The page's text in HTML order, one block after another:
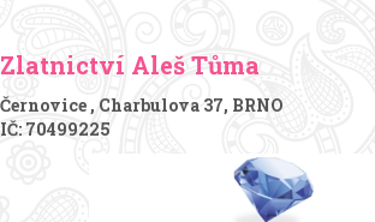
Zlatnictví Aleš Tůma
Černovice , Charbulova 37, BRNO
IČ: 70499225